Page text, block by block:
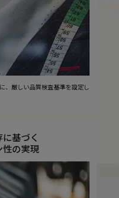
、厳しい品質検査基準を設定し
基づく
性の実現